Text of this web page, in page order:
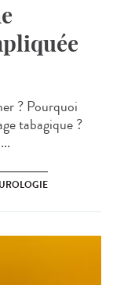
? Pourquoi
tabagique ?